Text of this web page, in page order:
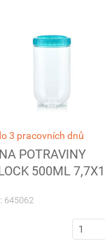
3 pracovních dnů
POTRAVINY
500ML
645062